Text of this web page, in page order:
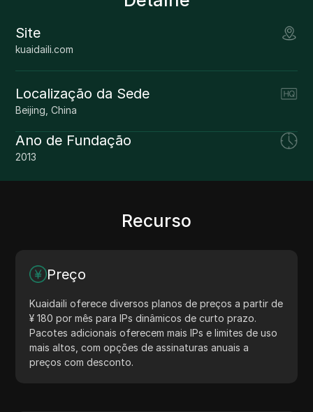
Site
kuaidaili.com
Localização da Sede
Beijing, China
Ano de Fundação
2013
Recurso
Preço
Kuaidaili oferece diversos planos de preços a partir de
¥ 180 por mês para IPs dinâmicos de curto prazo.
Pacotes adicionais oferecem mais IPs e limites de uso
mais altos, com opções de assinaturas anuais a
preços com desconto.